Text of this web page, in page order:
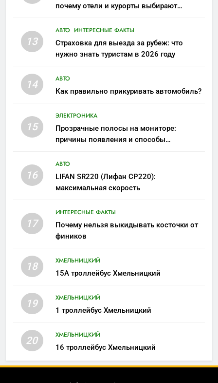
почему отели и курорты выбирают
13
АВТО ИНТЕРЕСНЫЕ ФАКТЫ
Страховка для выезда за рубеж: что
нужно знать туристам в 2026 году
14
АВТО
Как правильно прикуривать автомобиль?
15
ЭЛЕКТРОНИКА
Прозрачные полосы на мониторе:
причины появления и способы
16
АВТО
LIFAN SR220 (Лифан СР220):
максимальная скорость
17
ИНТЕРЕСНЫЕ ФАКТЫ
Почему нельзя выкидывать косточки от
фиников
18
ХМЕЛЬНИЦКИЙ
15А троллейбус Хмельницкий
19
ХМЕЛЬНИЦКИЙ
1 троллейбус Хмельницкий
20
ХМЕЛЬНИЦКИЙ
16 троллейбус Хмельницкий